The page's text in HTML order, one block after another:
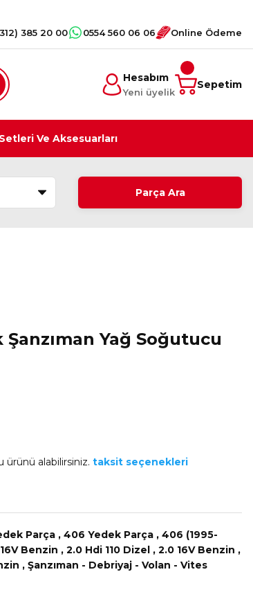
385 20 00 0554 560 06 06 Online Ödeme
Hesabım
Yeni üyelik
Sepetim
Ve Aksesuarları
Parça Ara
Yağ Soğutucu
ürünü alabilirsiniz. taksit seçenekleri
Parça , 406 Yedek Parça , 406 (1995-
Benzin , 2.0 Hdi 110 Dizel , 2.0 16V Benzin ,
, Şanzıman - Debriyaj - Volan - Vites